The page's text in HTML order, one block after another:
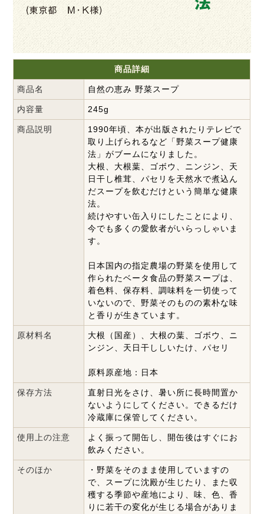
商品詳細
商品名 自然の恵み 野菜スープ
内容量 245g
商品説明
1990年頃、本が出版されたりテレビで
取り上げられるなど「野菜スープ健康
法」がブームになりました。
大根、大根葉、ゴボウ、ニンジン、天
日干し椎茸、パセリを天然水で煮込ん
だスープを飲むだけという簡単な健康
法。
続けやすい缶入りにしたことにより、
今でも多くの愛飲者がいらっしゃいま
す。
日本国内の指定農場の野菜を使用して
作られたベータ食品の野菜スープは、
着色料、保存料、調味料を一切使って
いないので、野菜そのものの素朴な味
と香りが生きています。
原材料名
大根（国産）、大根の葉、ゴボウ、ニ
ンジン、天日干ししいたけ、パセリ
原料原産地：日本
保存方法
直射日光をさけ、暑い所に長時間置か
ないようにしてください。できるだけ
冷蔵庫に保管してください。
使用上の注意
よく振って開缶し、開缶後はすぐにお
飲みください。
そのほか
・野菜をそのまま使用していますの
で、スープに沈殿が生じたり、また収
穫する季節や産地により、味、色、香
りに若干の変化が生じる場合がありま